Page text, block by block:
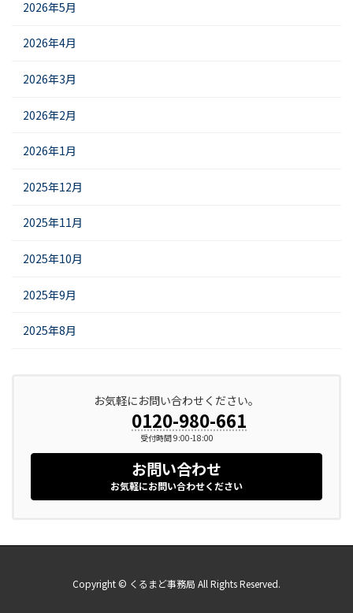
2026年5月
2026年4月
2026年3月
2026年2月
2026年1月
2025年12月
2025年11月
2025年10月
2025年9月
2025年8月
お気軽にお問い合わせください。
0120-980-661
受付時間 9:00-18:00
お問い合わせ
お気軽にお問い合わせください
Copyright © くるまど事務局 All Rights Reserved.